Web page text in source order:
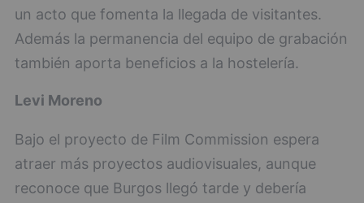
un acto que fomenta la llegada de visitantes.
Además la permanencia del equipo de grabación
también aporta beneficios a la hostelería.
Levi Moreno
Bajo el proyecto de Film Commission espera
atraer más proyectos audiovisuales, aunque
reconoce que Burgos llegó tarde y debería